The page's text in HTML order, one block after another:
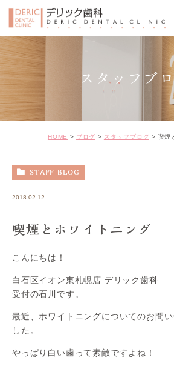
スタッフブ
HOME ブログ スタッフブログ 喫煙
STAFF BLOG
2018.02.12
喫煙とホワイトニング
こんにちは！
白石区イオン東札幌店 デリック歯科
受付の石川です。
最近、ホワイトニングについてのお問
した。
やっぱり白い歯って素敵ですよね！